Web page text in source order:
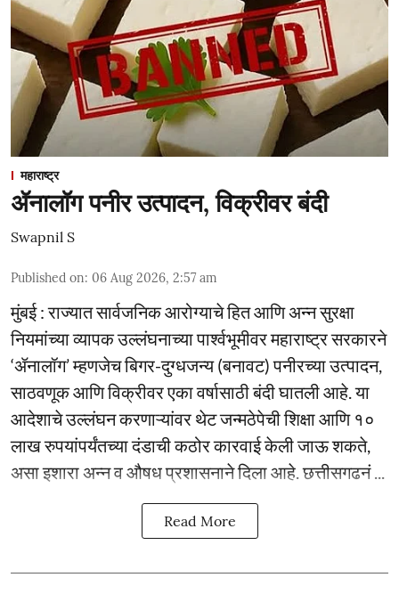
महाराष्ट्र
ॲनालॉग पनीर उत्पादन, विक्रीवर बंदी
Swapnil S
Published on: 06 Aug 2026, 2:57 am
मुंबई : राज्यात सार्वजनिक आरोग्याचे हित आणि अन्न सुरक्षा
नियमांच्या व्यापक उल्लंघनाच्या पार्श्वभूमीवर महाराष्ट्र सरकारने
‘ॲनालॉग’ म्हणजेच बिगर-दुग्धजन्य (बनावट) पनीरच्या उत्पादन,
साठवणूक आणि विक्रीवर एका वर्षासाठी बंदी घातली आहे. या
आदेशाचे उल्लंघन करणाऱ्यांवर थेट जन्मठेपेची शिक्षा आणि १०
लाख रुपयांपर्यंतच्या दंडाची कठोर कारवाई केली जाऊ शकते,
असा इशारा अन्न व औषध प्रशासनाने दिला आहे. छत्तीसगढनं ...
Read More